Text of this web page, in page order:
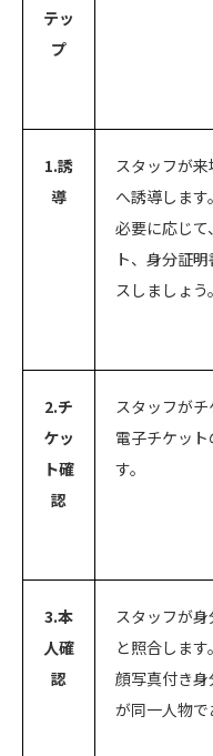
テッ
プ
1.誘
導
スタッフが
へ誘導します。
必要に応じ
ト、身分証
スしましょう。
2.チ
ケッ
ト確
認
スタッフがチ
電子チケッ
す。
3.本
人確
認
スタッフが
と照合します。
顔写真付き
が同一人物で